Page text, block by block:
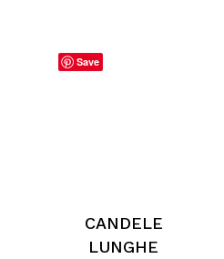
Save
CANDELE
LUNGHE